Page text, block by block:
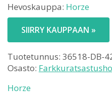
Hevoskauppa: Horze
SIIRRY KAUPPAAN »
Tuotetunnus: 36518-DB-
Osasto:
Horze